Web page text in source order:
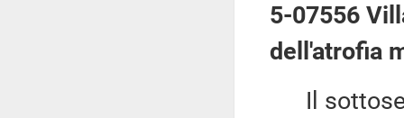
5-07556
dell'atrofia
Il